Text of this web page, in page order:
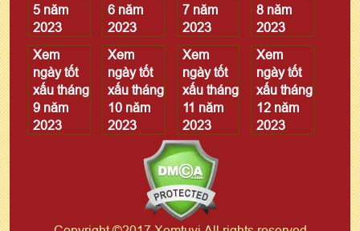
5 năm
2023
6 năm
2023
7 năm
2023
8 năm
2023
Xem
ngày tốt
xấu tháng
9 năm
2023
Xem
ngày tốt
xấu tháng
10 năm
2023
Xem
ngày tốt
xấu tháng
11 năm
2023
Xem
ngày tốt
xấu tháng
12 năm
2023